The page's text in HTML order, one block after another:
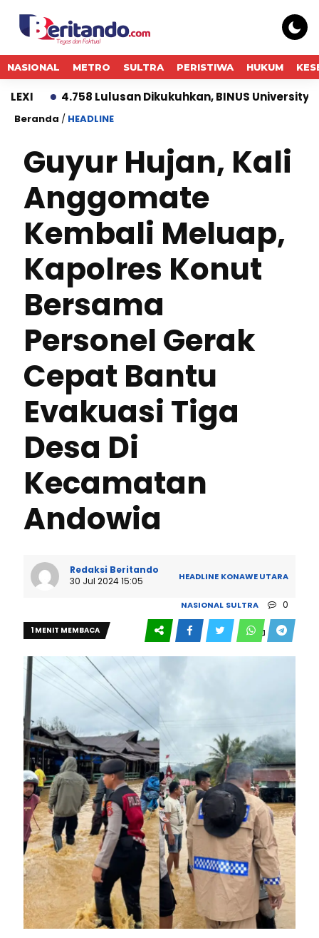
NASIONAL METRO SULTRA PERISTIWA HUKUM
4.758 Lulusan Dikukuhkan, BINUS University Dorong
Beranda / HEADLINE
Guyur Hujan, Kali
Anggomate
Kembali Meluap,
Kapolres Konut
Bersama
Personel Gerak
Cepat Bantu
Evakuasi Tiga
Desa Di
Kecamatan
Andowia
Redaksi Beritando
30 Jul 2024 15:05
HEADLINE KONAWE UTARA
NASIONAL SULTRA 0
209
1 MENIT MEMBACA